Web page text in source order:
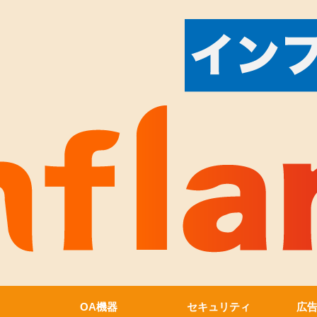
OA機器 セキュリティ 広